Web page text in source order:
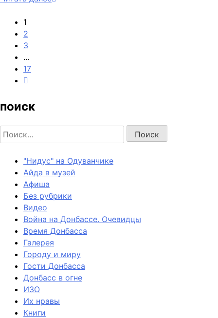
1
2
3
…
17
поиск
Найти:
"Нидус" на Одуванчике
Айда в музей
Афиша
Без рубрики
Видео
Война на Донбассе. Очевидцы
Время Донбасса
Галерея
Городу и миру
Гости Донбасса
Донбасс в огне
ИЗО
Их нравы
Книги